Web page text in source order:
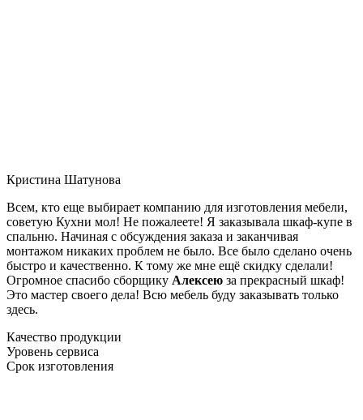
Кристина Шатунова
Всем, кто еще выбирает компанию для изготовления мебели,
советую Кухни мол! Не пожалеете! Я заказывала шкаф-купе в
спальню. Начиная с обсуждения заказа и заканчивая
монтажом никаких проблем не было. Все было сделано очень
быстро и качественно. К тому же мне ещё скидку сделали!
Огромное спасибо сборщику Алексею за прекрасный шкаф!
Это мастер своего дела! Всю мебель буду заказывать только
здесь.
Качество продукции
Уровень сервиса
Срок изготовления